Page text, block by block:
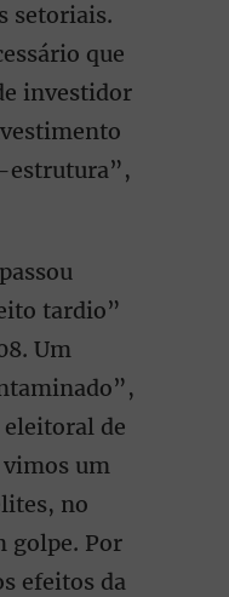
setoriais.
que
investidor
estrutura”,
tardio”
Um
eleitoral de
vimos um
no
golpe. Por
efeitos da